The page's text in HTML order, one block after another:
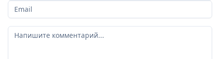
Ваш email
Ваш комментарий